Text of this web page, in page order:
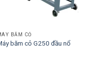
BĂM CỎ
băm cỏ G250 đầu nổ